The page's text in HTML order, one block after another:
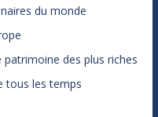
du monde
patrimoine des plus riches
tous les temps